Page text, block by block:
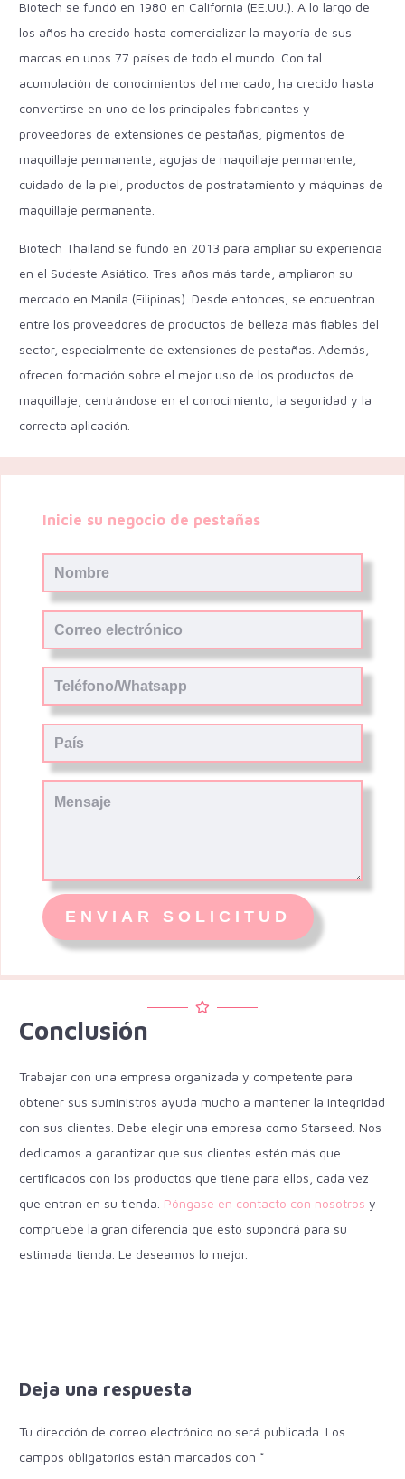
Biotech se fundó en 1980 en California (EE.UU.). A lo largo de
los años ha crecido hasta comercializar la mayoría de sus
marcas en unos 77 países de todo el mundo. Con tal
acumulación de conocimientos del mercado, ha crecido hasta
convertirse en uno de los principales fabricantes y
proveedores de extensiones de pestañas, pigmentos de
maquillaje permanente, agujas de maquillaje permanente,
cuidado de la piel, productos de postratamiento y máquinas de
maquillaje permanente.
Biotech Thailand se fundó en 2013 para ampliar su experiencia
en el Sudeste Asiático. Tres años más tarde, ampliaron su
mercado en Manila (Filipinas). Desde entonces, se encuentran
entre los proveedores de productos de belleza más fiables del
sector, especialmente de extensiones de pestañas. Además,
ofrecen formación sobre el mejor uso de los productos de
maquillaje, centrándose en el conocimiento, la seguridad y la
correcta aplicación.
Inicie su negocio de pestañas
Conclusión
Trabajar con una empresa organizada y competente para
obtener sus suministros ayuda mucho a mantener la integridad
con sus clientes. Debe elegir una empresa como Starseed. Nos
dedicamos a garantizar que sus clientes estén más que
certificados con los productos que tiene para ellos, cada vez
que entran en su tienda. Póngase en contacto con nosotros y
compruebe la gran diferencia que esto supondrá para su
estimada tienda. Le deseamos lo mejor.
Deja una respuesta
Tu dirección de correo electrónico no será publicada. Los
campos obligatorios están marcados con *